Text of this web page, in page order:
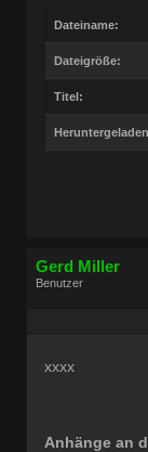
Dateiname:
Dateigröße:
Titel:
Gerd Miller
Benutzer
xxxx
Anhänge an